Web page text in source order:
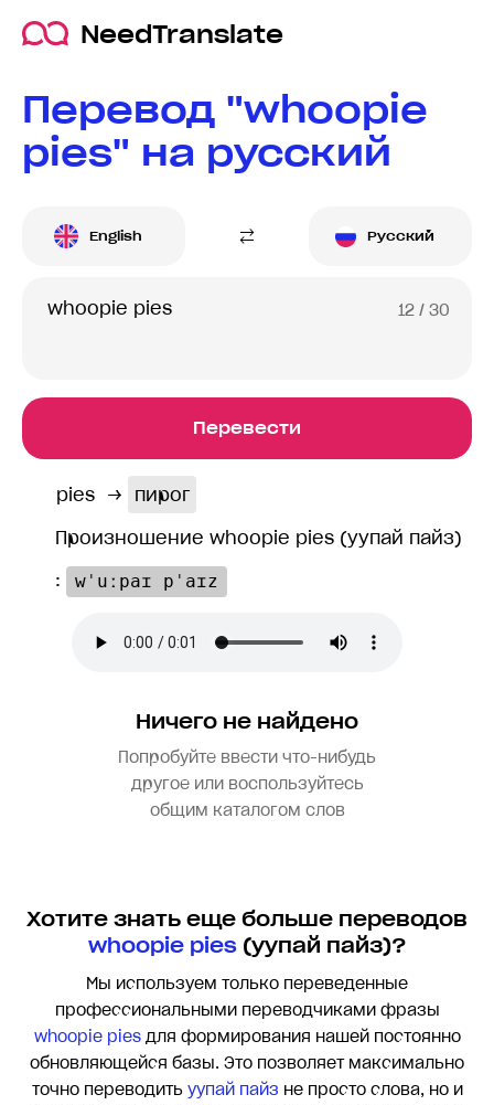
NeedTranslate
Перевод "whoopie
pies" на русский
English Русский
12 / 30
Перевести
pies →
пирог
Произношение whoopie pies (yупай пайз)
:
wˈuːpaɪ pˈaɪz
Ничего не найдено
Попробуйте ввести что-нибудь
другое или воспользуйтесь
общим каталогом слов
Хотите знать еще больше переводов
whoopie pies(yупай пайз)?
Мы используем только переведенные
профессиональными переводчиками фразы
whoopie piesдля формирования нашей постоянно
обновляющейся базы. Это позволяет максимально
точно переводить yупай пайз не просто слова, но и